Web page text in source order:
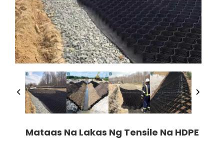
Mataas Na Lakas Ng Tensile Na HDPE